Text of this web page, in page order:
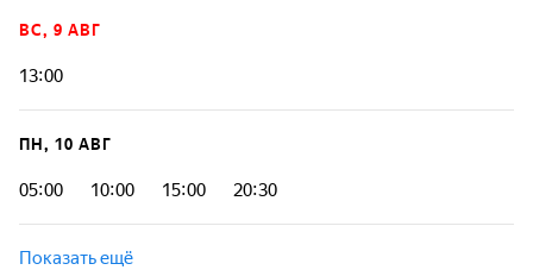
ВС, 9 АВГ
13:00
ПН, 10 АВГ
05:00 10:00 15:00 20:30
Показать ещё